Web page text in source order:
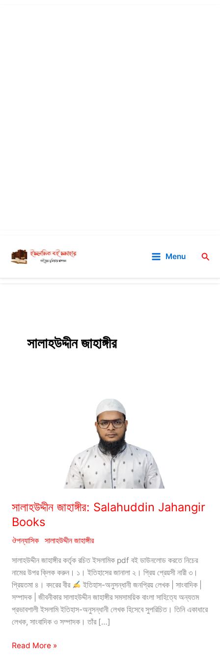
content
Menu
সালাহউদ্দীন জাহাঙ্গীর
সালাহউদ্দীন জাহাঙ্গীর: Salahuddin Jahangir
Books
ঔপন্যাসিক সালাহউদ্দীন জাহাঙ্গীর
সালাহউদ্দীন জাহাঙ্গীর কর্তৃক রচিত ইসলামিক pdf বই ডাউনলোড করতে নিচের
নামের উপর ক্লিক করুন। ১। ইতিহাসের জানালা ২। প্রিয় প্রেয়সী নারী ৩।
প্রিয়তমা ৪। বদরের বীর
ইতিহাস-অনুসন্ধানী জনপ্রিয় লেখক | সাংবাদিক |
সম্পাদক | জীবনীকার সালাহউদ্দীন জাহাঙ্গীর সমসাময়িক বাংলা সাহিত্যে অন্যতম
প্রভাবশালী ইসলামি ইতিহাস-অনুসন্ধানী লেখক হিসেবে সুপরিচিত। তিনি একাধারে
লেখক, সাংবাদিক ও সম্পাদক। তাঁর […]
সালাহউদ্দীন
Read More »